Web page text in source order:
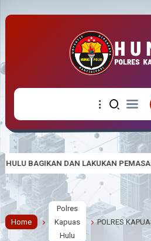
PEMASANGAN BENDERA MERAH PUTIH
Home
Polres
Kapuas
Hulu